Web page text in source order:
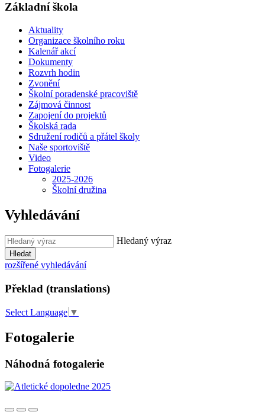
Základní škola
Aktuality
Organizace školního roku
Kalenář akcí
Dokumenty
Rozvrh hodin
Zvonění
Školní poradenské pracoviště
Zájmová činnost
Zapojení do projektů
Školská rada
Sdružení rodičů a přátel školy
Naše sportoviště
Video
Fotogalerie
2025-2026
Školní družina
Vyhledávání
Hledaný výraz
Hledat
rozšířené vyhledávání
Překlad (translations)
Select Language ▼
Fotogalerie
Náhodná fotogalerie